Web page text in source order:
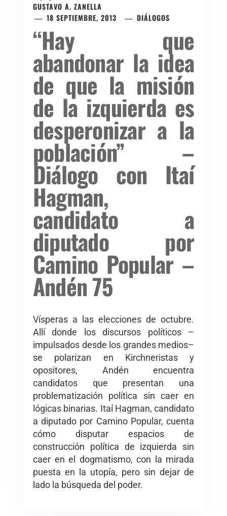
GUSTAVO A. ZANELLA
18 SEPTIEMBRE, 2013
DIÁLOGOS
“Hay que
abandonar la idea
de que la misión
de la izquierda es
desperonizar a la
población” –
Diálogo con Itaí
Hagman,
candidato a
diputado por
Camino Popular –
Andén 75
Vísperas a las elecciones de octubre.
Allí donde los discursos políticos –
impulsados desde los grandes medios–
se polarizan en Kirchneristas y
opositores, Andén encuentra
candidatos que presentan una
problematización política sin caer en
lógicas binarias. Itaí Hagman, candidato
a diputado por Camino Popular, cuenta
cómo disputar espacios de
construcción política de izquierda sin
caer en el dogmatismo, con la mirada
puesta en la utopía, pero sin dejar de
lado la búsqueda del poder.